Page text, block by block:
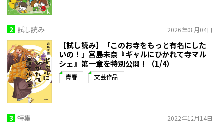
2 試し読み 2026年08月04日
【試し読み】「このお寺をもっと有名にした
いの！」宮島未奈『ギャルにひかれて寺マル
シェ』第一章を特別公開！（1/4）
青春 文芸作品
3 特集 2022年12月14日